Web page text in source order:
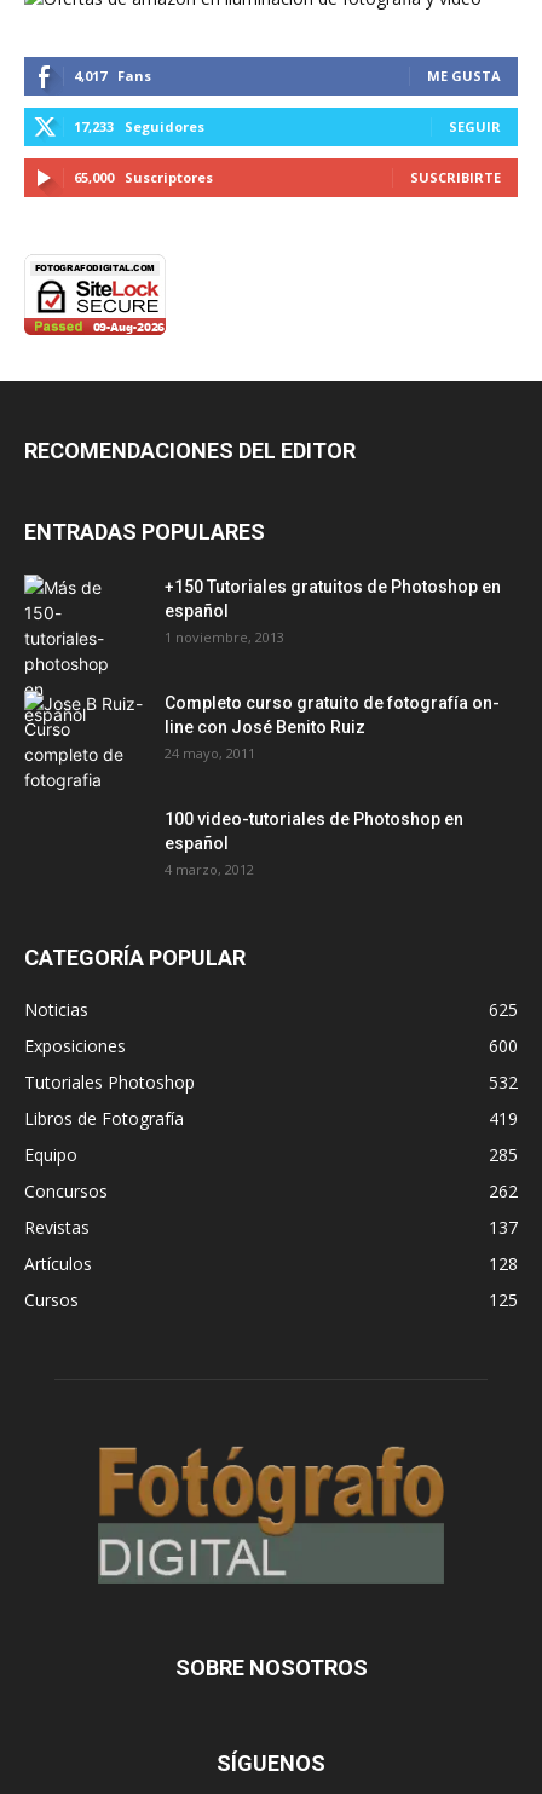
4,017 Fans ME GUSTA
17,233 Seguidores SEGUIR
65,000 Suscriptores SUSCRIBIRTE
RECOMENDACIONES DEL EDITOR
ENTRADAS POPULARES
+150 Tutoriales gratuitos de Photoshop en
español
1 noviembre, 2013
Completo curso gratuito de fotografía on-
line con José Benito Ruiz
24 mayo, 2011
100 video-tutoriales de Photoshop en
español
4 marzo, 2012
CATEGORÍA POPULAR
Noticias
625
Exposiciones
600
Tutoriales Photoshop
532
Libros de Fotografía
419
Equipo
285
Concursos
262
Revistas
137
Artículos
128
Cursos
125
SOBRE NOSOTROS
SÍGUENOS